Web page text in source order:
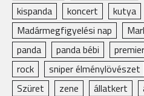
kispanda
koncert kutya
Madármegfigyelési nap
panda
panda bébi premier
rock
sniper élménylövészet
Szüret
zene állatkert